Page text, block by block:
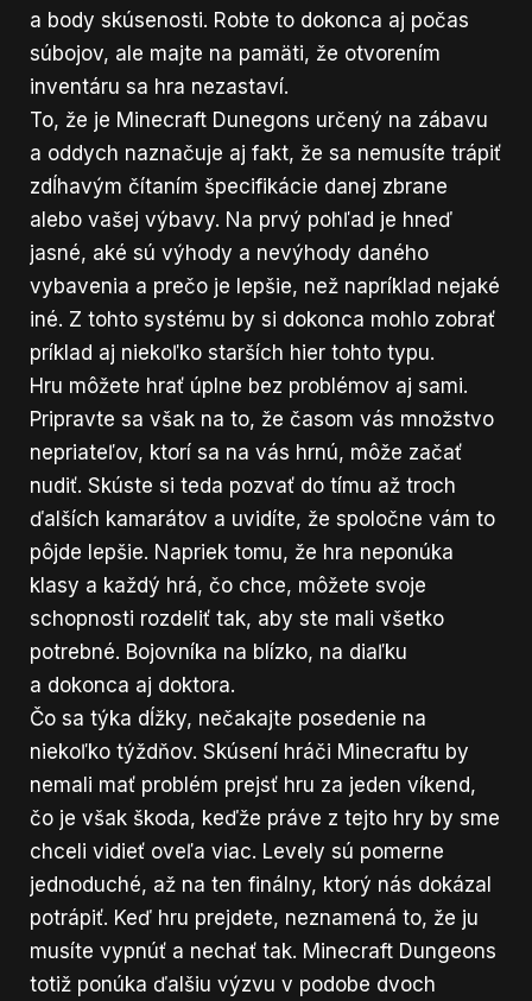
a body skúsenosti. Robte to dokonca aj počas
súbojov, ale majte na pamäti, že otvorením
inventáru sa hra nezastaví.
To, že je Minecraft Dunegons určený na zábavu
a oddych naznačuje aj fakt, že sa nemusíte trápiť
zdĺhavým čítaním špecifikácie danej zbrane
alebo vašej výbavy. Na prvý pohľad je hneď
jasné, aké sú výhody a nevýhody daného
vybavenia a prečo je lepšie, než napríklad nejaké
iné. Z tohto systému by si dokonca mohlo zobrať
príklad aj niekoľko starších hier tohto typu.
Hru môžete hrať úplne bez problémov aj sami.
Pripravte sa však na to, že časom vás množstvo
nepriateľov, ktorí sa na vás hrnú, môže začať
nudiť. Skúste si teda pozvať do tímu až troch
ďalších kamarátov a uvidíte, že spoločne vám to
pôjde lepšie. Napriek tomu, že hra neponúka
klasy a každý hrá, čo chce, môžete svoje
schopnosti rozdeliť tak, aby ste mali všetko
potrebné. Bojovníka na blízko, na diaľku
a dokonca aj doktora.
Čo sa týka dĺžky, nečakajte posedenie na
niekoľko týždňov. Skúsení hráči Minecraftu by
nemali mať problém prejsť hru za jeden víkend,
čo je však škoda, keďže práve z tejto hry by sme
chceli vidieť oveľa viac. Levely sú pomerne
jednoduché, až na ten finálny, ktorý nás dokázal
potrápiť. Keď hru prejdete, neznamená to, že ju
musíte vypnúť a nechať tak. Minecraft Dungeons
totiž ponúka ďalšiu výzvu v podobe dvoch